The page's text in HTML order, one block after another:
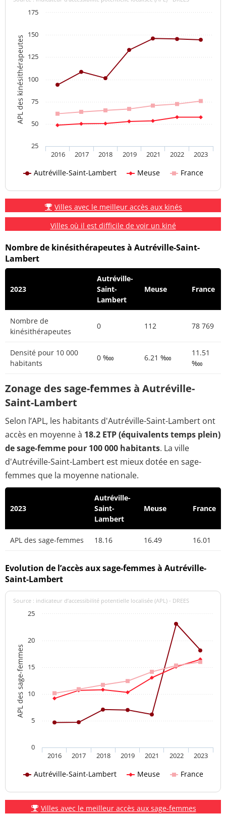
APL des kinésithérapeutes
Autréville-Saint-Lambert Meuse France
2016 2017 2018 2019 2021 2022 2023
25
50
75
100
125
150
175
Villes avec le meilleur accès aux kinés
Villes où il est difficile de voir un kiné
Nombre de kinésithérapeutes à Autréville-Saint-
Lambert
2023
Autréville-
Saint-
Lambert
Meuse France
Nombre de
kinésithérapeutes
0 112 78 769
Densité pour 10 000
habitants
0 ‱ 6.21 ‱
11.51
‱
Zonage des sage-femmes à Autréville-
Saint-Lambert
Selon l’APL, les habitants d'Autréville-Saint-Lambert ont
accès en moyenne à 18.2 ETP (équivalents temps plein)
de sage-femme pour 100 000 habitants. La ville
d'Autréville-Saint-Lambert est mieux dotée en sage-
femmes que la moyenne nationale.
2023
Autréville-
Saint-
Lambert
Meuse France
APL des sage-femmes 18.16 16.49 16.01
Evolution de l’accès aux sage-femmes à Autréville-
Saint-Lambert
APL des sage-femmes
Source : indicateur d’accessibilité potentielle localisée (APL) - DREES
Autréville-Saint-Lambert Meuse France
2016 2017 2018 2019 2021 2022 2023
0
5
10
15
20
25
Villes avec le meilleur accès aux sage-femmes